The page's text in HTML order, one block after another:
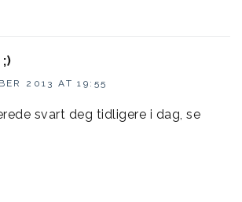
2013 AT 19:55
svart deg tidligere i dag, se